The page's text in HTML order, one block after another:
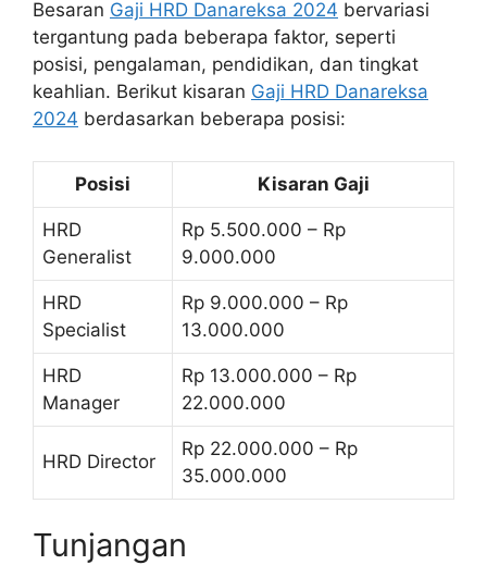
Besaran Gaji HRD Danareksa 2024 bervariasi
tergantung pada beberapa faktor, seperti
posisi, pengalaman, pendidikan, dan tingkat
keahlian. Berikut kisaran Gaji HRD Danareksa
2024 berdasarkan beberapa posisi:
Posisi Kisaran Gaji
HRD
Generalist
Rp 5.500.000 – Rp
9.000.000
HRD
Specialist
Rp 9.000.000 – Rp
13.000.000
HRD
Manager
Rp 13.000.000 – Rp
22.000.000
HRD Director
Rp 22.000.000 – Rp
35.000.000
Tunjangan